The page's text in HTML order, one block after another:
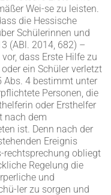
Wei-se zu leisten.
die Hessische
Schülerinnen und
(ABl. 2014, 682) –
dass Erste Hilfe zu
ein Schüler verletzt
Abs. 4 bestimmt unter
Personen, die
oder Ersthelfer
nach dem
ist. Denn nach der
Ereignis
rechtsprechung obliegt
Regelung die
und
ler zu sorgen und